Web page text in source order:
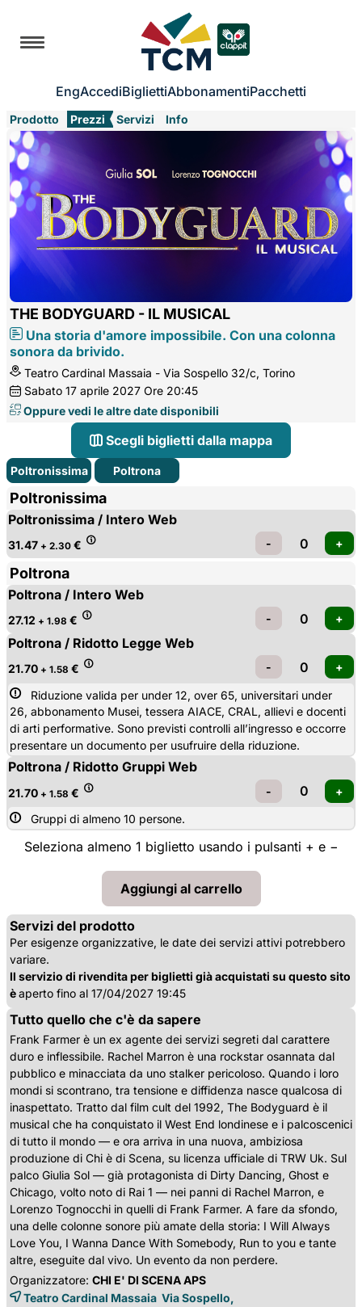
EngAccediBigliettiAbbonamentiPacchetti
Prodotto Prezzi Servizi Info
THE BODYGUARD - IL MUSICAL
Una storia d'amore impossibile. Con una colonna
sonora da brivido.
Teatro Cardinal Massaia - Via Sospello 32/c, Torino
Sabato 17 aprile 2027 Ore 20:45
Oppure vedi le altre date disponibili
Scegli biglietti dalla mappa
Poltronissima Poltrona
Poltronissima
Poltronissima / Intero Web
31.47 + 2.30 €
Poltrona
Poltrona / Intero Web
27.12 + 1.98 €
Poltrona / Ridotto Legge Web
21.70 + 1.58 €
Riduzione valida per under 12, over 65, universitari under
26, abbonamento Musei, tessera AIACE, CRAL, allievi e docenti
di arti performative. Sono previsti controlli all’ingresso e occorre
presentare un documento per usufruire della riduzione.
Poltrona / Ridotto Gruppi Web
21.70 + 1.58 €
Gruppi di almeno 10 persone.
Seleziona almeno 1 biglietto usando i pulsanti + e −
Servizi del prodotto
Per esigenze organizzative, le date dei servizi attivi potrebbero
variare.
Il servizio di rivendita per biglietti già acquistati su questo sito
èaperto fino al 17/04/2027 19:45
Tutto quello che c'è da sapere
Frank Farmer è un ex agente dei servizi segreti dal carattere
duro e inflessibile. Rachel Marron è una rockstar osannata dal
pubblico e minacciata da uno stalker pericoloso. Quando i loro
mondi si scontrano, tra tensione e diffidenza nasce qualcosa di
inaspettato. Tratto dal film cult del 1992, The Bodyguard è il
musical che ha conquistato il West End londinese e i palcoscenici
di tutto il mondo — e ora arriva in una nuova, ambiziosa
produzione di Chi è di Scena, su licenza ufficiale di TRW Uk. Sul
palco Giulia Sol — già protagonista di Dirty Dancing, Ghost e
Chicago, volto noto di Rai 1 — nei panni di Rachel Marron, e
Lorenzo Tognocchi in quelli di Frank Farmer. A fare da sfondo,
una delle colonne sonore più amate della storia: I Will Always
Love You, I Wanna Dance With Somebody, Run to you e tante
altre, eseguite dal vivo. Un evento da non perdere.
Organizzatore: CHI E' DI SCENA APS
Teatro Cardinal Massaia Via Sospello,